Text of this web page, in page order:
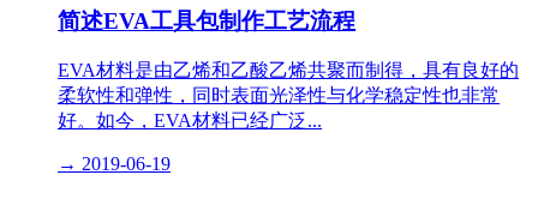
简述EVA工具包制作工艺流程
EVA材料是由乙烯和乙酸乙烯共聚而制得，具有良好的
柔软性和弹性，同时表面光泽性与化学稳定性也非常
好。如今，EVA材料已经广泛...
→ 2019-06-19